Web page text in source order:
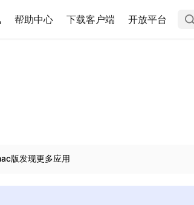
帮助中心 下载客户端 开放平台
版发现更多应用